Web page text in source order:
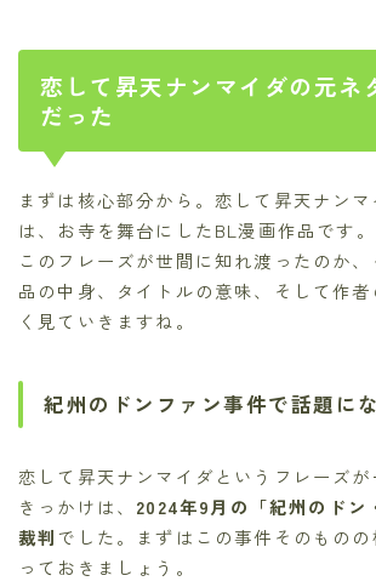
恋して昇天ナンマイダの元ネ
だった
まずは核心部分から。恋して昇天ナン
は、お寺を舞台にしたBL漫画作品です
このフレーズが世間に知れ渡ったのか
品の中身、タイトルの意味、そして作者
く見ていきますね。
紀州のドンファン事件で話題に
恋して昇天ナンマイダというフレーズ
きっかけは、 2024年9月の「紀州のドン
裁判でした。まずはこの事件そのもの
っておきましょう。